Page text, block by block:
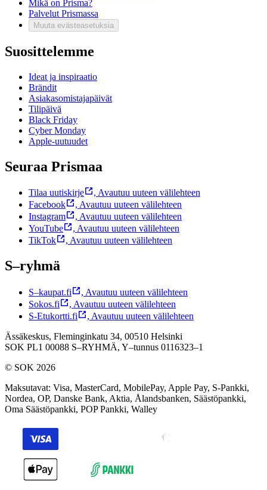
Mikä on Prisma?
Palvelut Prismassa
Muuta evästeasetuksia
Suosittelemme
Ideat ja inspiraatio
Brändit
Asiakasomistajapäivät
Tilipäivä
Black Friday
Cyber Monday
Apple-uutuudet
Seuraa Prismaa
Tilaa uutiskirje , Avautuu uuteen välilehteen
Facebook
, Avautuu uuteen välilehteen
Instagram
, Avautuu uuteen välilehteen
YouTube
, Avautuu uuteen välilehteen
TikTok
, Avautuu uuteen välilehteen
S–ryhmä
S–kaupat.fi , Avautuu uuteen välilehteen
Sokos.fi
, Avautuu uuteen välilehteen
S-Etukortti.fi
, Avautuu uuteen välilehteen
Ässäkeskus, Fleminginkatu 34, 00510 Helsinki
SOK PL1 00088 S–RYHMÄ, Y–tunnus 0116323–1
© SOK 2026
Maksutavat: Visa, MasterCard, MobilePay, Apple Pay, S-Pankki,
Nordea, OP, Danske Bank, Aktia, Ålandsbanken, Säästöpankki,
Oma Säästöpankki, POP Pankki, Walley